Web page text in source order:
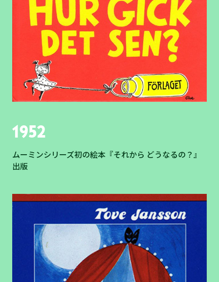
1952
ムーミンシリーズ初の絵本『それから どうなるの？』
出版